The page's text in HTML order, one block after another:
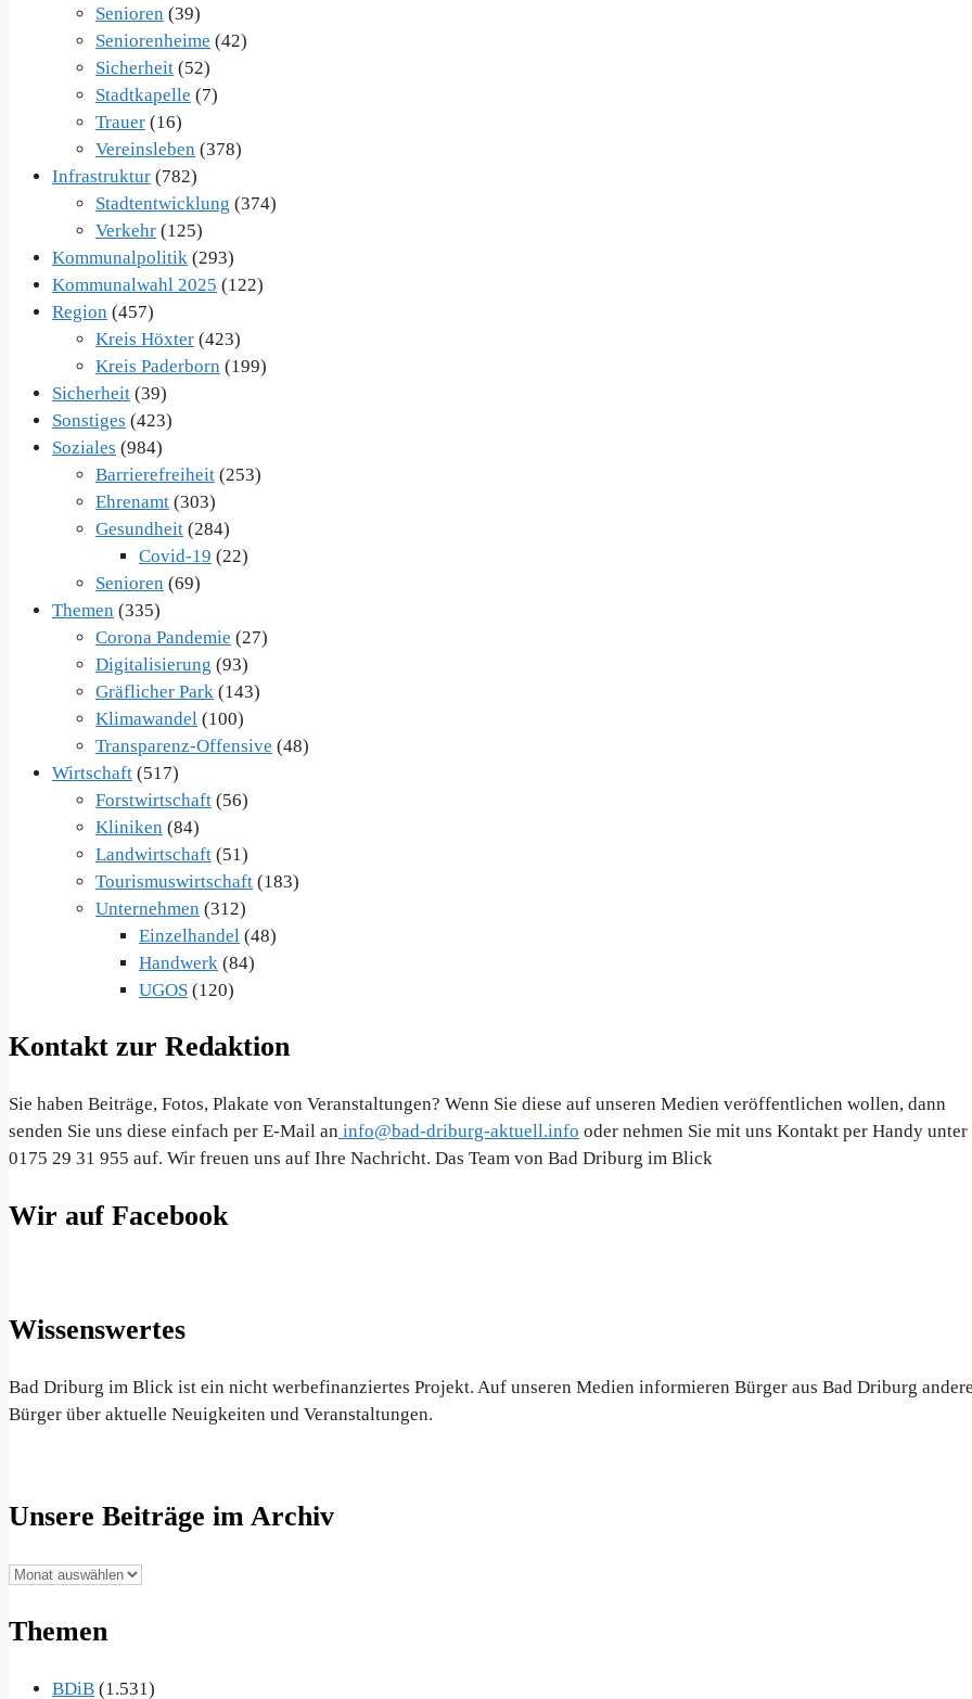
Senioren (39)
Seniorenheime (42)
Sicherheit (52)
Stadtkapelle (7)
Trauer (16)
Vereinsleben (378)
Infrastruktur (782)
Stadtentwicklung (374)
Verkehr (125)
Kommunalpolitik (293)
Kommunalwahl 2025 (122)
Region (457)
Kreis Höxter (423)
Kreis Paderborn (199)
Sicherheit (39)
Sonstiges (423)
Soziales (984)
Barrierefreiheit (253)
Ehrenamt (303)
Gesundheit (284)
Covid-19 (22)
Senioren (69)
Themen (335)
Corona Pandemie (27)
Digitalisierung (93)
Gräflicher Park (143)
Klimawandel (100)
Transparenz-Offensive (48)
Wirtschaft (517)
Forstwirtschaft (56)
Kliniken (84)
Landwirtschaft (51)
Tourismuswirtschaft (183)
Unternehmen (312)
Einzelhandel (48)
Handwerk (84)
UGOS (120)
Kontakt zur Redaktion
Sie haben Beiträge, Fotos, Plakate von Veranstaltungen? Wenn Sie diese auf unseren Medien veröffentlichen wollen, dann
senden Sie uns diese einfach per E-Mail an info@bad-driburg-aktuell.info oder nehmen Sie mit uns Kontakt per Handy unter
0175 29 31 955 auf. Wir freuen uns auf Ihre Nachricht. Das Team von Bad Driburg im Blick
Wir auf Facebook
Wissenswertes
Bad Driburg im Blick ist ein nicht werbefinanziertes Projekt. Auf unseren Medien informieren Bürger aus Bad Driburg
Bürger über aktuelle Neuigkeiten und Veranstaltungen.
Unsere Beiträge im Archiv
Unsere
im
Themen
BDiB (1.531)